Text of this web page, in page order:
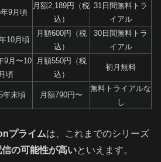
9月頃
月額2,189円（税
込）
31日間無料トラ
イアル
10月頃
月額600円（税
込）
30日間無料トラ
イアル
9月〜10
月頃
月額550円（税
込）
初月無料
年末頃 月額790円〜
無料トライアルな
し
プライムは、これまでのシリーズ
信の可能性が高いといえます。